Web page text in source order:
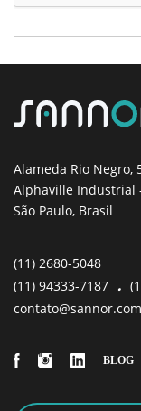
Alameda Rio Negro,
Alphaville Industrial
São Paulo, Brasil
(11) 2680-5048
(11) 94333-7187 .